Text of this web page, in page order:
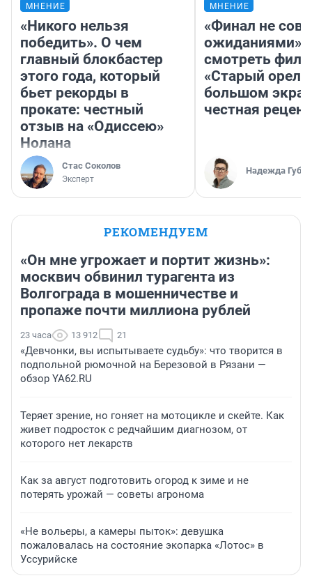
МНЕНИЕ
«Никого нельзя
победить». О чем
главный блокбастер
этого года, который
бьет рекорды в
прокате: честный
отзыв на «Одиссею»
Нолана
Стас Соколов
Эксперт
МНЕНИЕ
«Финал не
ожиданиями»:
смотреть
«Старый орел»
большом
честная
Надежда
РЕКОМЕНДУЕМ
«Он мне угрожает и портит жизнь»:
москвич обвинил турагента из
Волгограда в мошенничестве и
пропаже почти миллиона рублей
23 часа 13 912 21
«Девчонки, вы испытываете судьбу»: что творится в
подпольной рюмочной на Березовой в Рязани —
обзор YA62.RU
Теряет зрение, но гоняет на мотоцикле и скейте. Как
живет подросток с редчайшим диагнозом, от
которого нет лекарств
Как за август подготовить огород к зиме и не
потерять урожай — советы агронома
«Не вольеры, а камеры пыток»: девушка
пожаловалась на состояние экопарка «Лотос» в
Уссурийске